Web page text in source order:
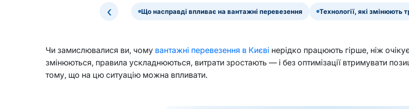
Що насправді впливає на вантажні перевезення Технології, які змінюють
‹
Чи замислювалися ви, чому вантажні перевезення в Києві нерідко працюють гірше, ніж
змінюються, правила ускладнюються, витрати зростають — і без оптимізації втримувати
тому, що на цю ситуацію можна впливати.